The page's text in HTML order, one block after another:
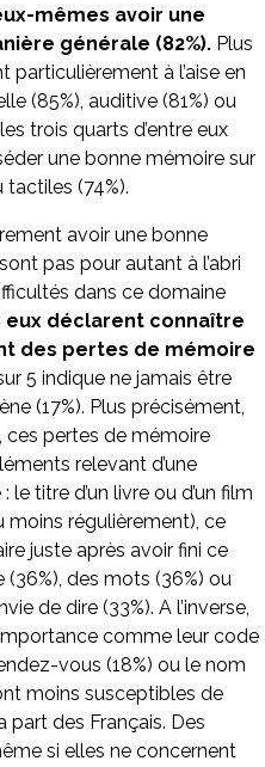
mêmes avoir une
générale (82%). Plus
particulièrement à l’aise en
(85%), auditive (81%) ou
trois quarts d’entre eux
une bonne mémoire sur
(74%).
avoir une bonne
pas pour autant à l’abri
dans ce domaine
eux déclarent connaître
des pertes de mémoire
5 indique ne jamais être
(17%). Plus précisément,
ces pertes de mémoire
relevant d’une
titre d’un livre ou d’un film
moins régulièrement), ce
juste après avoir fini ce
(36%), des mots (36%) ou
de dire (33%). A l’inverse,
comme leur code
vous (18%) ou le nom
moins susceptibles de
part des Français. Des
si elles ne concernent